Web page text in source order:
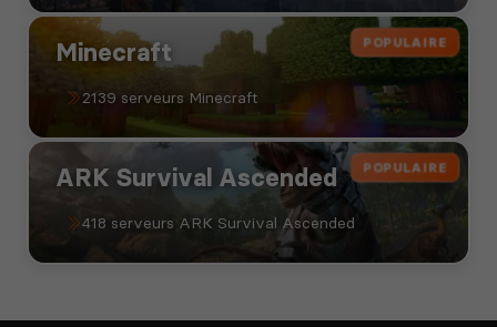
POPULAIRE
Minecraft
2139 serveurs Minecraft
POPULAIRE
ARK Survival Ascended
418 serveurs ARK Survival Ascended